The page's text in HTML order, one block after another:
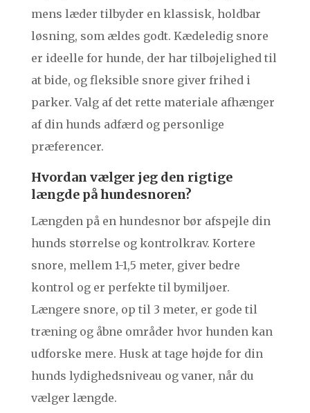
mens læder tilbyder en klassisk, holdbar
løsning, som ældes godt. Kædeledig snore
er ideelle for hunde, der har tilbøjelighed til
at bide, og fleksible snore giver frihed i
parker. Valg af det rette materiale afhænger
af din hunds adfærd og personlige
præferencer.
Hvordan vælger jeg den rigtige
længde på hundesnoren?
Længden på en hundesnor bør afspejle din
hunds størrelse og kontrolkrav. Kortere
snore, mellem 1-1,5 meter, giver bedre
kontrol og er perfekte til bymiljøer.
Længere snore, op til 3 meter, er gode til
træning og åbne områder hvor hunden kan
udforske mere. Husk at tage højde for din
hunds lydighedsniveau og vaner, når du
vælger længde.